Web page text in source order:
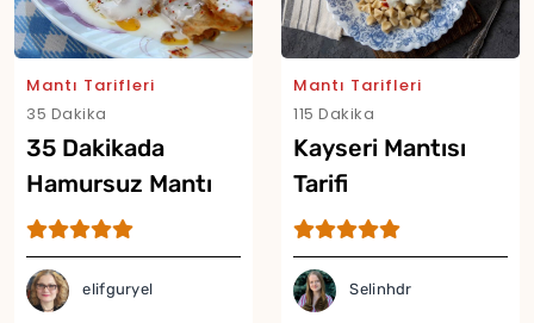
Mantı Tarifleri
35 Dakika
35 Dakikada
Hamursuz Mantı
Tarifi
elifguryel
Mantı Tarifleri
115 Dakika
Kayseri Mantısı
Tarifi
Selinhdr